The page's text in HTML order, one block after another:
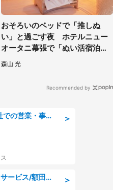
おそろいのベッドで「推しぬ
い」と過ごす夜 ホテルニュー
オータニ幕張で「ぬい活宿泊プ
ラン」開始【8／8～3／31】
森山 光
Recommended by
＞
09月開始/総合設備会社での営業・事務のお仕事/車通勤可/賞与あり/営業/営業事務
＞
介護職・ヘルパー/デイサービス/額田郡幸田町/JR東海道本線 幸田/愛知県